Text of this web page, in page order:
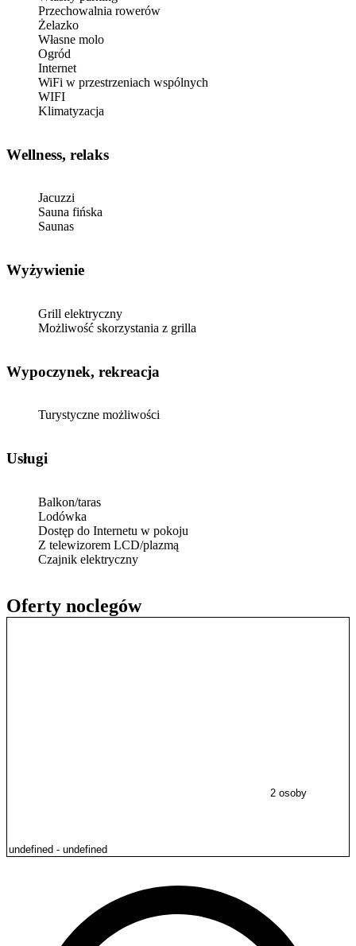
Oferty noclegów
2 osoby
Przechowalnia rowerów
Żelazko
Własne molo
Ogród
Internet
WiFi w przestrzeniach wspólnych
WIFI
Klimatyzacja
Wellness, relaks
Jacuzzi
Sauna fińska
Saunas
Wyżywienie
Grill elektryczny
Możliwość skorzystania z grilla
Wypoczynek, rekreacja
Turystyczne możliwości
Usługi
Balkon/taras
Lodówka
Dostęp do Internetu w pokoju
Z telewizorem LCD/plazmą
Czajnik elektryczny